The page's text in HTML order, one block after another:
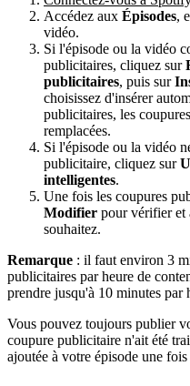
Accédez aux Épisodes,
vidéo.
Si l'épisode ou la vidéo
publicitaires, cliquez sur
publicitaires, puis sur
choisissez d'insérer
publicitaires, les
remplacées.
Si l'épisode ou la vidéo
publicitaire, cliquez sur
intelligentes.
Une fois les coupures
Modifier pour vérifier et
souhaitez.
Remarque : il faut environ 3
publicitaires par heure de
prendre jusqu'à 10 minutes par
Vous pouvez toujours publier
coupure publicitaire n'ait été
ajoutée à votre épisode une